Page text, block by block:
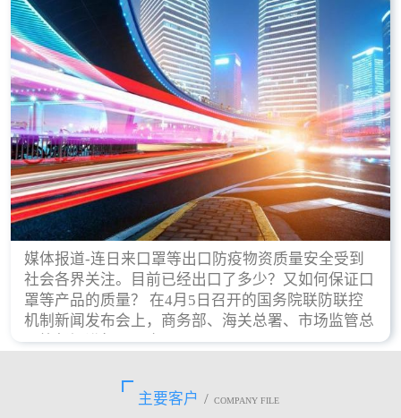
认证体现价值的时候，那么键锋小编就来细说下企业
做ISO9001认证的根本原因。
媒体报道-连日来口罩等出口防疫物资质量安全受到
社会各界关注。目前已经出口了多少？又如何保证口
罩等产品的质量？ 在4月5日召开的国务院联防联控
机制新闻发布会上，商务部、海关总署、市场监管总
局等部门进行了回应。
主要客户 / COMPANY FILE